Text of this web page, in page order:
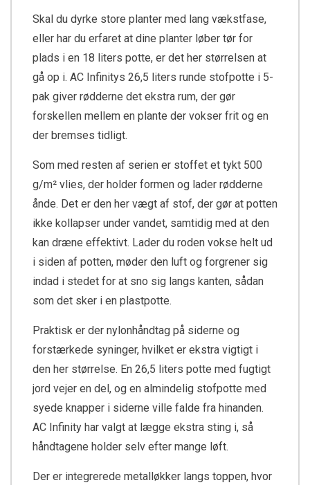
Skal du dyrke store planter med lang vækstfase,
eller har du erfaret at dine planter løber tør for
plads i en 18 liters potte, er det her størrelsen at
gå op i. AC Infinitys 26,5 liters runde stofpotte i 5-
pak giver rødderne det ekstra rum, der gør
forskellen mellem en plante der vokser frit og en
der bremses tidligt.
Som med resten af serien er stoffet et tykt 500
g/m² vlies, der holder formen og lader rødderne
ånde. Det er den her vægt af stof, der gør at potten
ikke kollapser under vandet, samtidig med at den
kan dræne effektivt. Lader du roden vokse helt ud
i siden af potten, møder den luft og forgrener sig
indad i stedet for at sno sig langs kanten, sådan
som det sker i en plastpotte.
Praktisk er der nylonhåndtag på siderne og
forstærkede syninger, hvilket er ekstra vigtigt i
den her størrelse. En 26,5 liters potte med fugtigt
jord vejer en del, og en almindelig stofpotte med
syede knapper i siderne ville falde fra hinanden.
AC Infinity har valgt at lægge ekstra sting i, så
håndtagene holder selv efter mange løft.
Der er integrerede metalløkker langs toppen, hvor